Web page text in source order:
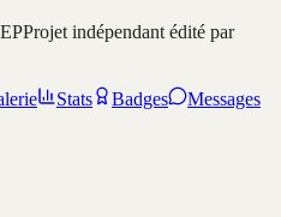
Projet indépendant édité par
Stats Badges
Messages